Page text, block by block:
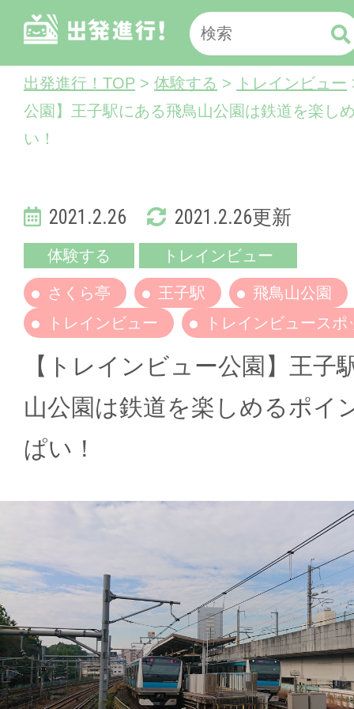
出発進行！TOP > 体験する > トレインビュー
公園】王子駅にある飛鳥山公園は鉄道を楽し
い！
2021.2.26 2021.2.26更新
体験する トレインビュー
さくら亭 王子駅
飛鳥山公園
トレインビュー
トレインビュースポ
【トレインビュー公園】王子
山公園は鉄道を楽しめるポイ
ぱい！